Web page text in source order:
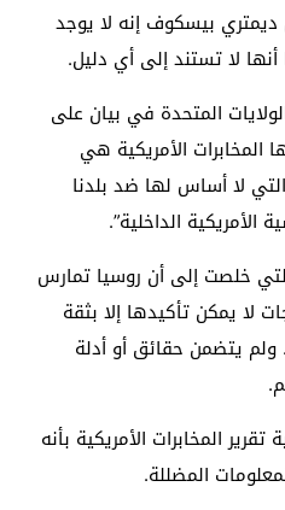
ديمتري بيسكوف إنه لا يوجد
لا تستند إلى أي دليل.
المتحدة في بيان على
المخابرات الأمريكية هي
لا أساس لها ضد بلدنا
الأمريكية الداخلية”.
خلصت إلى أن روسيا تمارس
لا يمكن تأكيدها إلا بثقة
يتضمن حقائق أو أدلة
المخابرات الأمريكية بأنه
المضللة.